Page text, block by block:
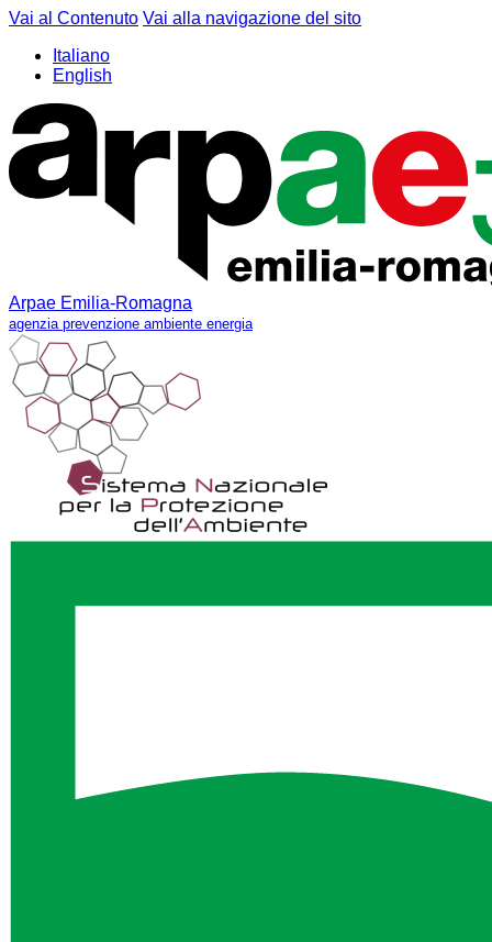
Vai al Contenuto Vai alla navigazione del sito
Italiano
English
Arpae Emilia-Romagna
agenzia prevenzione ambiente energia